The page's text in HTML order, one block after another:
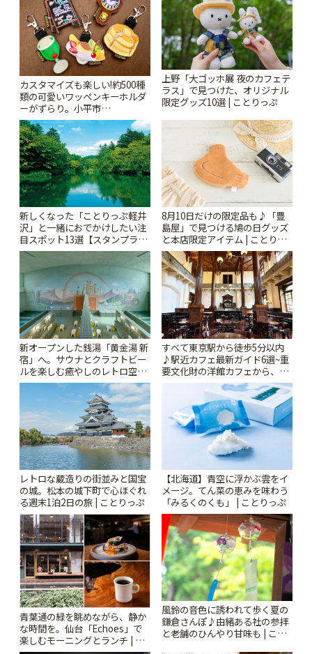
カスタマイズも楽しい!約500種
類の可愛いワッペンキーホルダ
ーがずらり。小平市
「Kimamaya T&K」 | ことりっ
ぷ
上野「大ゴッホ展 夜のカフェテ
ラス」で見つけた、オリジナル
限定グッズ10選 | ことりっぷ
新しくなった「ことりっぷ軽井
沢」と一緒におでかけしたい注
目スポット13選【スタンプラリ
ー開催中】 | ことりっぷ
8月10日だけの限定品も♪「豊
島屋」で見つける鳩の日グッズ
と本店限定アイテム | ことりっ
ぷ
新オープンした銭湯「黄金湯 新
宿」へ。サウナとクラフトビー
ルを楽しむ癒やしのレトロ空間
| ことりっぷ
すべて東京駅から徒歩5分以内
♪駅近カフェ最新ガイド6選~重
要文化財の洋館カフェから、改
札すぐのレトロ喫茶まで~ | こと
レトロな蔵造りの街並みと国宝
の城。松本の城下町で心ほぐれ
る週末1泊2日の旅 | ことりっぷ
【北海道】青空に浮かぶ雲をイ
メージ。てん菜の恵みを味わう
「みるくのくも」 | ことりっぷ
青葉通の緑を眺めながら、静か
な時間を。仙台「Echoes」で
楽しむモーニングとランチ | こ
風鈴の音色に誘われて歩く夏の
鎌倉さんぽ♪由緒ある社の参拝
と老舗のひんやり甘味も | こと